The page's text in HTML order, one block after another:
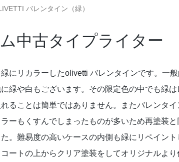
バレンタイン（緑）
中古タイプライター
にリカラーしたolivetti バレンタインです。一
緑や白もございます。その限定色の中でも緑
ることは簡単ではありません。またバレンタ
ーもくすんでしまったものが多いため再塗装
。難易度の高いケースの内側も緑にリペイン
ートの上からクリア塗装をしてオリジナルよ